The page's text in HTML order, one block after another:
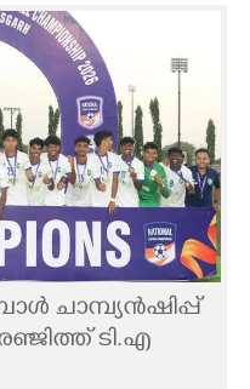
ചാമ്പ്യൻഷിപ്പ്
ടി.എ